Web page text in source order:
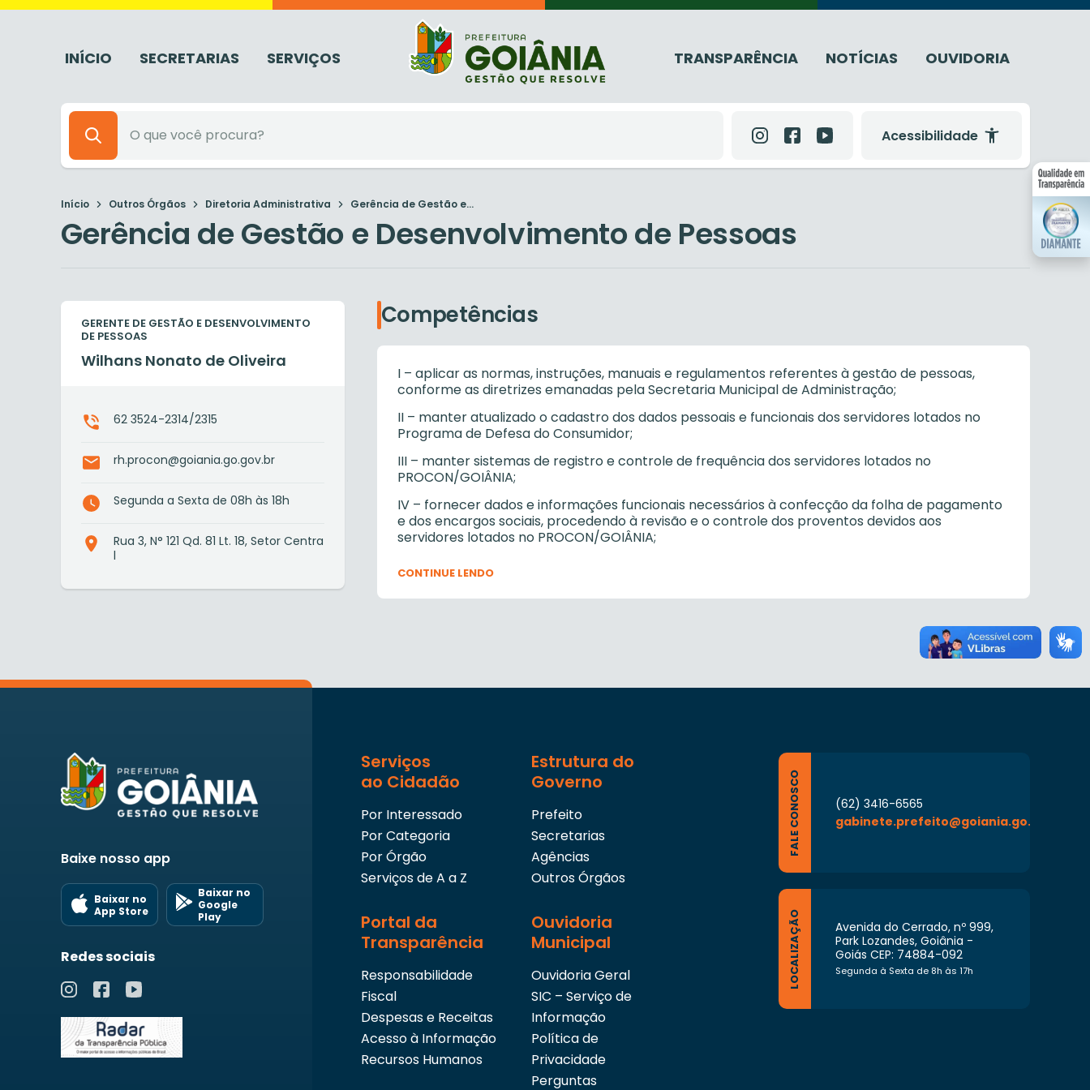
INÍCIO SECRETARIAS SERVIÇOS TRANSPARÊNCIA NOTÍCIAS OUVIDORIA
Acessibilidade
Início Outros Órgãos Diretoria Administrativa Gerência de Gestão e...
Gerência de Gestão e Desenvolvimento de Pessoas
GERENTE DE GESTÃO E DESENVOLVIMENTO
DE PESSOAS
Wilhans Nonato de Oliveira
62 3524-2314/2315
rh.procon@goiania.go.gov.br
Segunda a Sexta de 08h às 18h
Rua 3, N° 121 Qd. 81 Lt. 18, Setor Centra
l
Competências
I – aplicar as normas, instruções, manuais e regulamentos referentes à gestão de pessoas,
conforme as diretrizes emanadas pela Secretaria Municipal de Administração;
II – manter atualizado o cadastro dos dados pessoais e funcionais dos servidores lotados no
Programa de Defesa do Consumidor;
III – manter sistemas de registro e controle de frequência dos servidores lotados no
PROCON/GOIÂNIA;
IV – fornecer dados e informações funcionais necessários à confecção da folha de pagamento
e dos encargos sociais, procedendo à revisão e o controle dos proventos devidos aos
servidores lotados no PROCON/GOIÂNIA;
V – manter o cadastro funcional dos servidores de outros órgãos/entidade à disposição no
PROCON/GOIÂNIA;
VIII – coordenar e promover a inscrição dos servidores, conforme autorização da chefia, em
X – informar ao órgão central de recursos humanos toda movimentação do servidor relativa a
ambiente ou atividade efetivamente exercida por ele, que implique na percepção ou exclusão
de adicionais de periculosidade e insalubridade, nos termos da Lei n.º 9159/2012, sob pena de
responder pelos prejuízos decorrentes da falta dessa comunicação;
XI – exercer outras atividades correlatas à sua área de atuação e as que lhe forem
determinadas pelo Diretor Administrativo.
CONTINUE LENDO
Baixe nosso app
Baixar no
App Store
Baixar no
Google
Play
Redes sociais
Serviços
ao Cidadão
Por Interessado
Por Categoria
Por Órgão
Serviços de A a Z
Estrutura do
Governo
Prefeito
Secretarias
Agências
Outros Órgãos
Portal da
Transparência
Responsabilidade
Fiscal
Despesas e Receitas
Acesso à Informação
Recursos Humanos
Ouvidoria
Municipal
Ouvidoria Geral
SIC – Serviço de
Informação
Política de
Privacidade
Perguntas
FALE CONOSCO
(62) 3416-6565
gabinete.prefeito@goiania.go.gov.br
LOCALIZAÇÃO
Avenida do Cerrado, nº 999,
Park Lozandes, Goiânia -
Goiás CEP: 74884-092
Segunda à Sexta de 8h às 17h